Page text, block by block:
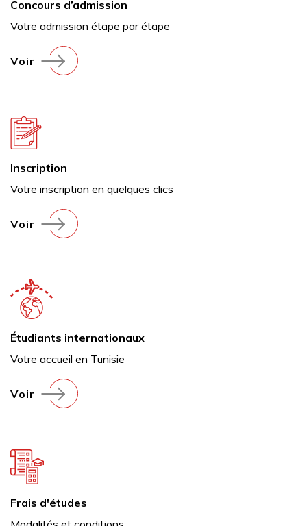
Concours d’admission
Votre admission étape par étape
Voir
Inscription
Votre inscription en quelques clics
Voir
Étudiants internationaux
Votre accueil en Tunisie
Voir
Frais d'études